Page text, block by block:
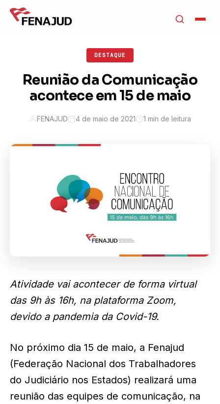
DESTAQUE
Reunião da Comunicação
acontece em 15 de maio
FENAJUD 4 de maio de 2021 1 min de leitura
Atividade vai acontecer de forma virtual
das 9h às 16h, na plataforma Zoom,
devido a pandemia da Covid-19.
No próximo dia 15 de maio, a Fenajud
(Federação Nacional dos Trabalhadores
do Judiciário nos Estados) realizará uma
reunião das equipes de comunicação, na